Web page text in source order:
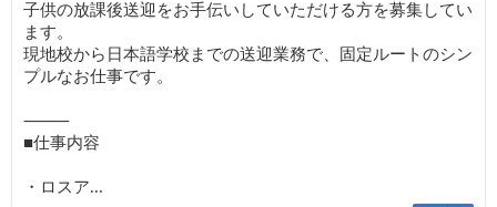
子供の放課後送迎をお手伝いしていただける方を募集してい
ます。
現地校から日本語学校までの送迎業務で、固定ルートのシン
プルなお仕事です。
⸻
■仕事内容
・ロスア...